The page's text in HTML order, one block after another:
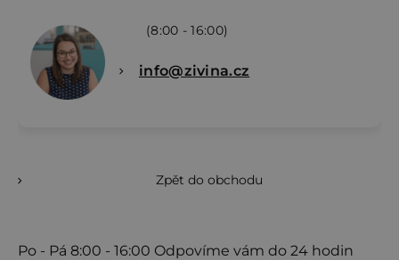
(8:00 - 16:00)
info@zivina.cz
Zpět do obchodu
Po - Pá 8:00 - 16:00 Odpovíme vám do 24 hodin